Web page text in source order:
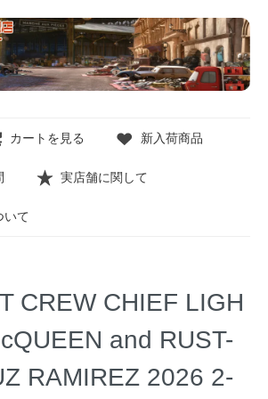
カートを見る 新入荷商品
実店舗に関して
いて
CREW CHIEF LIGH
and RUST-
RAMIREZ 2026 2-